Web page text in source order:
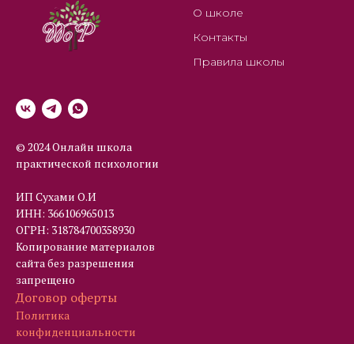
© 2024 Онлайн школа
практической психологии
ИП Сухами О.И
ИНН: 366106965013
ОГРН: 318784700358930
Копирование материалов
сайта без разрешения
запрещено
Договор оферты
Политика
конфиденциальности
О школе
Контакты
Правила школы